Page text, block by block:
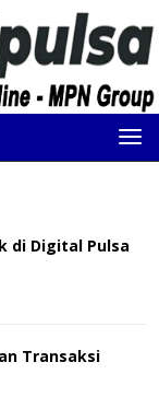
di Digital Pulsa
Transaksi